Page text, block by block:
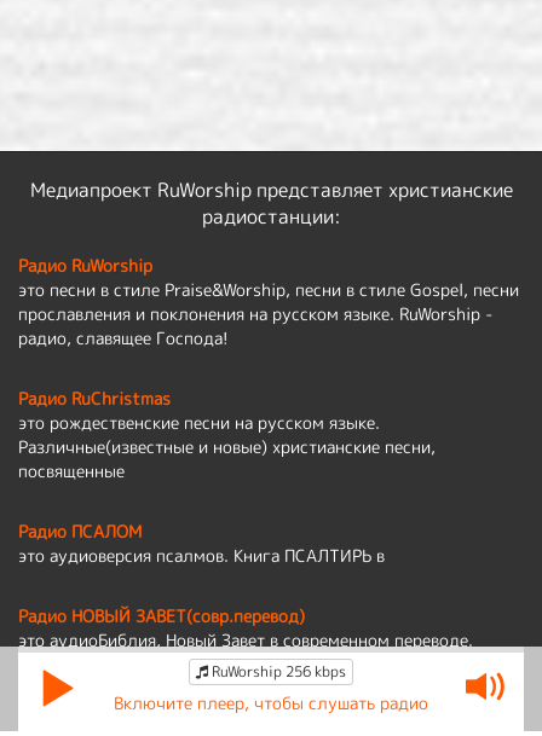
Медиапроект RuWorship представляет христианские
радиостанции:
Радио RuWorship
это песни в стиле Praise&Worship, песни в стиле Gospel, песни
прославления и поклонения на русском языке. RuWorship -
радио, славящее Господа!
Радио RuChristmas
это рождественские песни на русском языке.
Различные(известные и новые) христианские песни,
посвященные
Радио ПСАЛОМ
это аудиоверсия псалмов. Книга ПСАЛТИРЬ в
Радио НОВЫЙ ЗАВЕТ(совр.перевод)
это аудиоБиблия, Новый Завет в современном переводе.
Политика обработки персональных данных
RuWorship 256 kbps
Включите плеер, чтобы слушать радио